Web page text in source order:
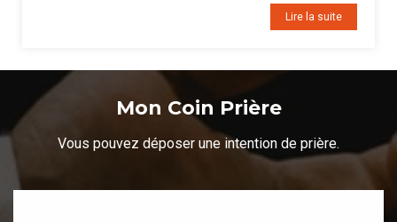
Lire la suite
Mon Coin Prière
Vous pouvez déposer une intention de prière.